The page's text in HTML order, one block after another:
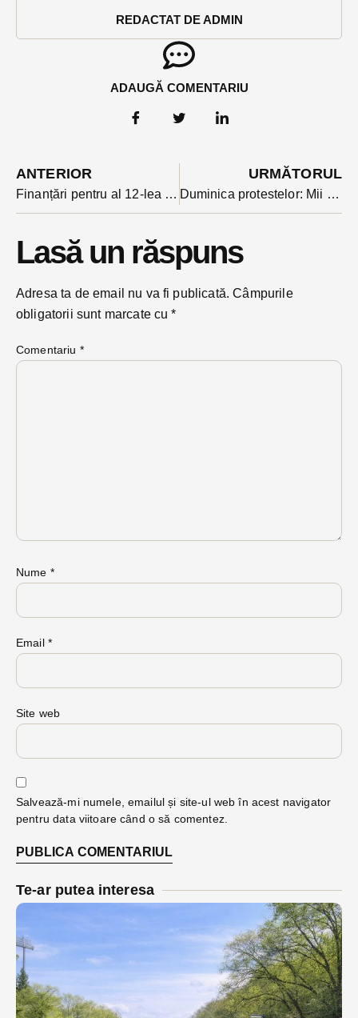
REDACTAT DE ADMIN
ADAUGĂ COMENTARIU
ANTERIOR
Finanțări pentru al 12-lea an consecutiv pentru ONG-uri de la Primăria Bistrița: se scrie ghidul 2017.
URMĂTORUL
Duminica protestelor: Mii de oameni au ieșit în stradă împotriva ordonanței grațierii în București, Cluj, Baia-Mare, Suceava, Iași, Brașov, Pitești. Președintele Iohannis între manifestanți
Lasă un răspuns
Adresa ta de email nu va fi publicată. Câmpurile
obligatorii sunt marcate cu*
Comentariu *
Nume *
Email *
Site web
Salvează-mi numele, emailul și site-ul web în acest navigator
pentru data viitoare când o să comentez.
Te-ar putea interesa